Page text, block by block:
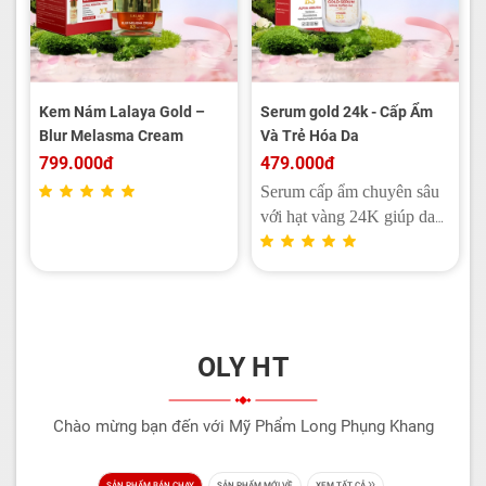
Rửa xong da vẫn mềm
mượt, thông thoáng và giữ
được độ ẩm tự nhiên.
giảm tiết bã nhờn, loại bỏ
dầu thừa, loại bỏ đốm thâm
và sạm trên da, cung cấp
dưỡng chất giúp da trắng
sáng và không còn mụn.
Kem Nám Lalaya Gold –
Blur Melasma Cream
799.000đ
Serum gold 24k - Cấp Ẩm
Và Trẻ Hóa Da
479.000đ
Serum cấp ẩm chuyên sâu
với hạt vàng 24K giúp da
luôn mềm mịn, tươi sáng
OLY HT
Chào mừng bạn đến với Mỹ Phẩm Long Phụng Khang